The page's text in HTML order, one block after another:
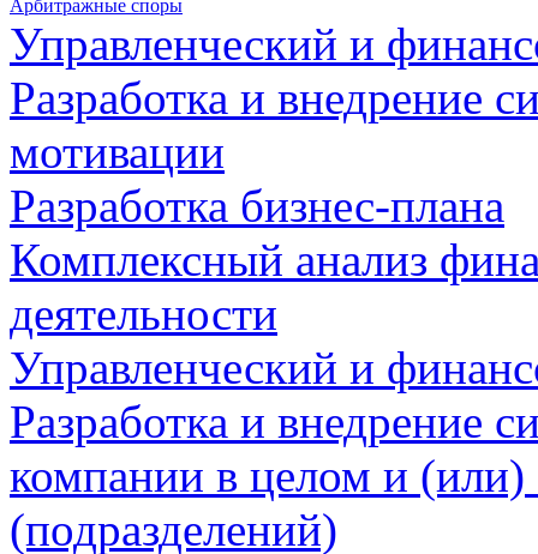
Арбитражные споры
Управленческий и
Разработка и внедрение
мотивации
Разработка бизнес-плана
Комплексный анализ
деятельности
Управленческий и
Разработка и внедрение
компании в целом и (или)
(подразделений)